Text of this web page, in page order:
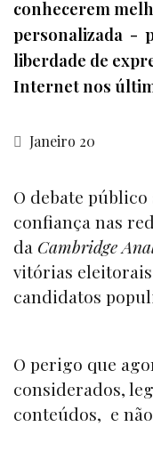
conhecerem
personalizada -
liberdade de
Internet nos
Janeiro 20
O debate
confiança nas
da Cambridge
vitórias
candidatos
O perigo que
considerados,
conteúdos, e